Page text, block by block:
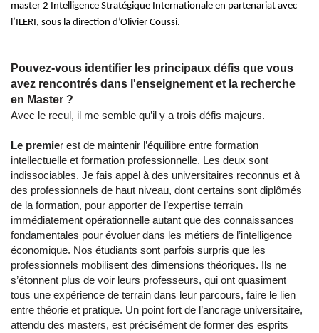
master 2 Intelligence Stratégique Internationale en partenariat avec
l’ILERI, sous la direction d’Olivier Coussi.
Pouvez-vous identifier les principaux défis que vous
avez rencontrés dans l'enseignement et la recherche
en Master ?
Avec le recul, il me semble qu’il y a trois défis majeurs.
Le premier est de maintenir l’équilibre entre formation
intellectuelle et formation professionnelle. Les deux sont
indissociables. Je fais appel à des universitaires reconnus et à
des professionnels de haut niveau, dont certains sont diplômés
de la formation, pour apporter de l’expertise terrain
immédiatement opérationnelle autant que des connaissances
fondamentales pour évoluer dans les métiers de l’intelligence
économique. Nos étudiants sont parfois surpris que les
professionnels mobilisent des dimensions théoriques. Ils ne
s’étonnent plus de voir leurs professeurs, qui ont quasiment
tous une expérience de terrain dans leur parcours, faire le lien
entre théorie et pratique. Un point fort de l’ancrage universitaire,
attendu des masters, est précisément de former des esprits